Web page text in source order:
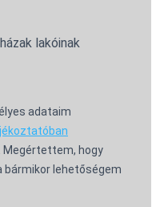
lakóinak
adataim
hogy
bármikor lehetőségem